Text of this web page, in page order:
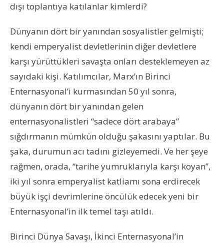
dışı toplantıya katılanlar kimlerdi?
Dünyanın dört bir yanından sosyalistler gelmişti;
kendi emperyalist devletlerinin diğer devletlere
karşı yürüttükleri savaşta onları desteklemeyen az
sayıdaki kişi. Katılımcılar, Marx’ın Birinci
Enternasyonal’i kurmasından 50 yıl sonra,
dünyanın dört bir yanından gelen
enternasyonalistleri “sadece dört arabaya”
sığdırmanın mümkün olduğu şakasını yaptılar. Bu
şaka, durumun acı tadını gizleyemedi. Ve her şeye
rağmen, orada, “tarihe yumruklarıyla karşı koyan”,
iki yıl sonra emperyalist katliamı sona erdirecek
büyük işçi devrimlerine öncülük edecek yeni bir
Enternasyonal’in ilk temel taşı atıldı.
Birinci Dünya Savaşı, İkinci Enternasyonal’in